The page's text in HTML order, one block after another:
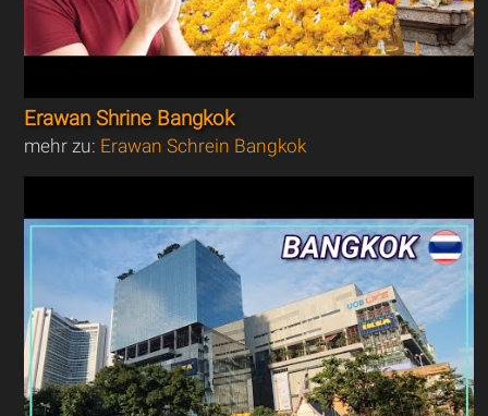
Erawan Shrine Bangkok
mehr zu: Erawan Schrein Bangkok